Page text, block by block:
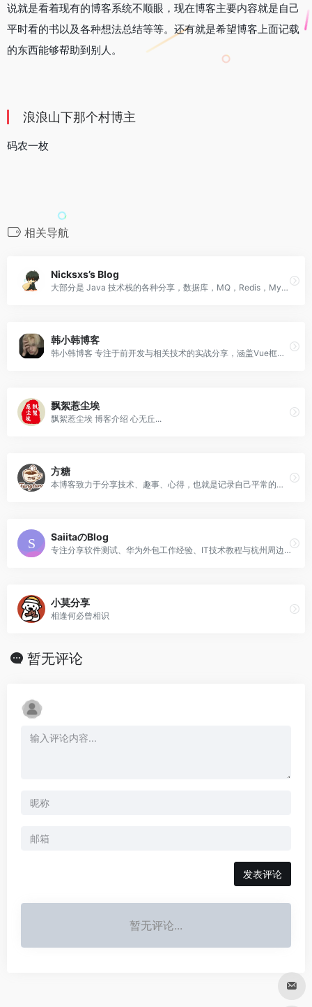
说就是看着现有的博客系统不顺眼，现在博客主要内容就是自己
平时看的书以及各种想法总结等等。还有就是希望博客上面记载
的东西能够帮助到别人。
浪浪山下那个村博主
码农一枚
相关导航
Nicksxs’s Blog
大部分是 Java 技术栈的各种分享，数据库，MQ，Redis，Mybatis，Tomcat 等，也有一些生活向的分享
韩小韩博客
韩小韩博客 专注于前开发与相关技术的实战分享，涵盖Vue框架、Node.js、Serverless等，并涉及Node、Python、Linux、Docker等领域。同时，博客也分享作者的生活、音乐和旅行的热爱。
飘絮惹尘埃
飘絮惹尘埃 博客介绍 心无丘...
方糖
本博客致力于分享技术、趣事、心得，也就是记录自己平常的点点滴滴，自己的各种折腾史。
SaiitaのBlog
专注分享软件测试、华为外包工作经验、IT技术教程与杭州周边游玩攻略的个人博客。包含软通动力工作实录、Windows/Linux系统教程、WordPress建站技巧及副业变现经验。
小莫分享
相逢何必曾相识
暂无评论
发表评论
暂无评论...